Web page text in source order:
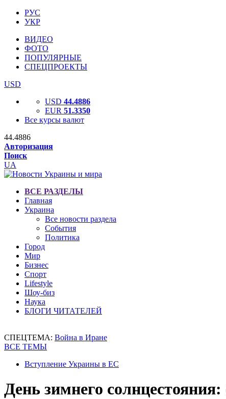
РУС
УКР
ВИДЕО
ФОТО
ПОПУЛЯРНЫЕ
СПЕЦПРОЕКТЫ
USD
USD 44.4886
EUR 51.3350
Все курсы валют
44.4886
Авторизация
Поиск
UA
ВСЕ РАЗДЕЛЫ
Главная
Украина
Все новости раздела
События
Политика
Город
Мир
Бизнес
Спорт
Lifestyle
Шоу-биз
Наука
БЛОГИ ЧИТАТЕЛЕЙ
СПЕЦТЕМА: Война в Иране
ВСЕ ТЕМЫ
Вступление Украины в ЕС
День зимнего